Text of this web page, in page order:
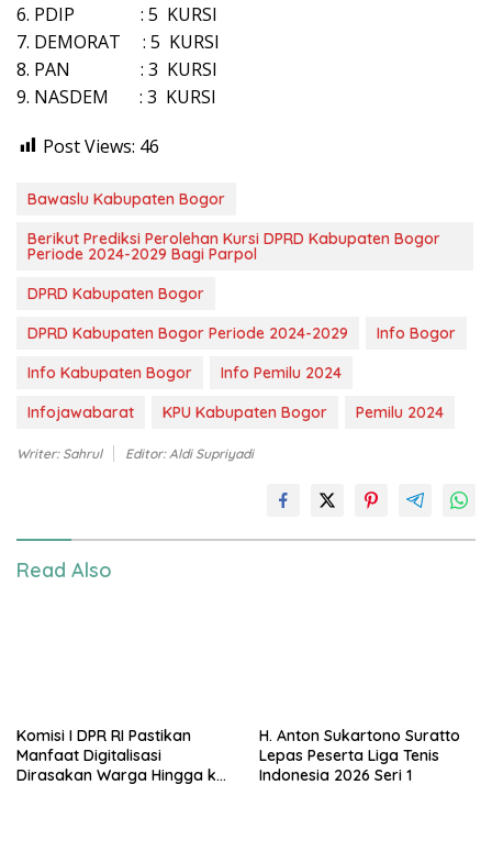
6. PDIP : 5 KURSI
7. DEMORAT : 5 KURSI
8. PAN : 3 KURSI
9. NASDEM : 3 KURSI
Post Views: 46
Bawaslu Kabupaten Bogor
Berikut Prediksi Perolehan Kursi DPRD Kabupaten Bogor
Periode 2024-2029 Bagi Parpol
DPRD Kabupaten Bogor
DPRD Kabupaten Bogor Periode 2024-2029
Info Bogor
Info Kabupaten Bogor
Info Pemilu 2024
Infojawabarat
KPU Kabupaten Bogor Pemilu 2024
Writer: Sahrul Editor: Aldi Supriyadi
Read Also
Komisi I DPR RI Pastikan
Manfaat Digitalisasi
Dirasakan Warga Hingga ke
H. Anton Sukartono Suratto
Lepas Peserta Liga Tenis
Indonesia 2026 Seri 1